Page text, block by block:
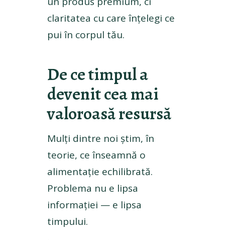
claritatea cu care înțelegi ce
pui în corpul tău.
De ce timpul a
devenit cea mai
valoroasă resursă
Mulți dintre noi știm, în
teorie, ce înseamnă o
alimentație echilibrată.
Problema nu e lipsa
informației — e lipsa
timpului.